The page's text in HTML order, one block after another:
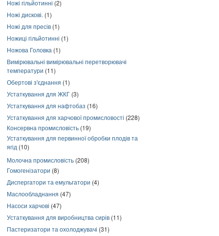
Ножі гільйотинні (2)
Ножі дискові. (1)
Ножі для пресів (1)
Ножиці гільйотинні (1)
Ножова Головка (1)
Вимірювальні вимірювальні перетворювачі
температури (11)
Обертові з'єднання (1)
Устаткування для ЖКГ (3)
Устаткування для нафтобаз (16)
Устаткування для харчової промисловості (228)
Консервна промисловість (19)
Устаткування для первинної обробки плодів та
ягід (10)
Молочна промисловість (208)
Гомогенізатори (8)
Диспергатори та емульгатори (4)
Маслообладнання (47)
Насоси харчові (47)
Устаткування для виробництва сирів (11)
Пастеризатори та охолоджувачі (31)